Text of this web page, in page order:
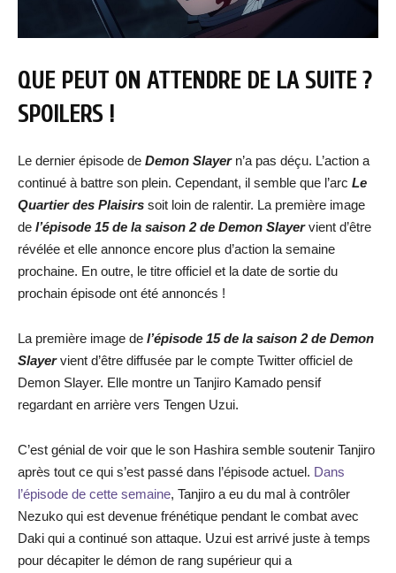
QUE PEUT ON ATTENDRE DE LA SUITE ?
SPOILERS !
Le dernier épisode de Demon Slayern’a pas déçu. L’action a
continué à battre son plein. Cependant, il semble que l’arc Le
Quartier des Plaisirs soit loin de ralentir. La première image
de l’épisode 15 de la saison 2 de Demon Slayervient d’être
révélée et elle annonce encore plus d’action la semaine
prochaine. En outre, le titre officiel et la date de sortie du
prochain épisode ont été annoncés !
La première image de l’épisode 15 de la saison 2 de Demon
Slayervient d’être diffusée par le compte Twitter officiel de
Demon Slayer. Elle montre un Tanjiro Kamado pensif
regardant en arrière vers Tengen Uzui.
C’est génial de voir que le son Hashira semble soutenir Tanjiro
après tout ce qui s’est passé dans l’épisode actuel. Dans
l’épisode de cette semaine, Tanjiro a eu du mal à contrôler
Nezuko qui est devenue frénétique pendant le combat avec
Daki qui a continué son attaque. Uzui est arrivé juste à temps
pour décapiter le démon de rang supérieur qui a